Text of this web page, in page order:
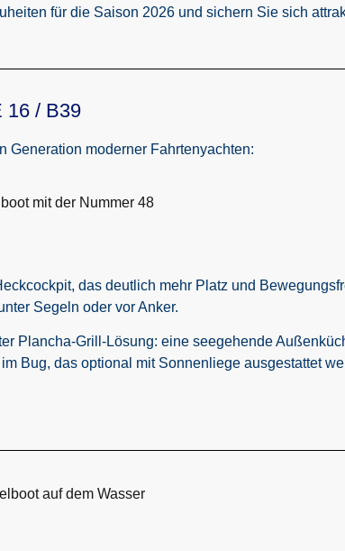
für die Saison 2026 und sichern Sie sich
16 / B39
Generation moderner Fahrtenyachten:
das deutlich mehr Platz und
Segeln oder vor Anker.
Plancha-Grill-Lösung: eine seegehende
Bug, das optional mit Sonnenliege ausgestattet